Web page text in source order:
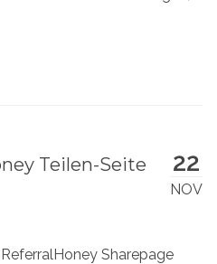
22
NOV
Teilen-Seite
Sharepage